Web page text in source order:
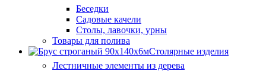
Беседки
Садовые качели
Столы, лавочки, урны
Товары для полива
Столярные изделия
Лестничные элементы из дерева